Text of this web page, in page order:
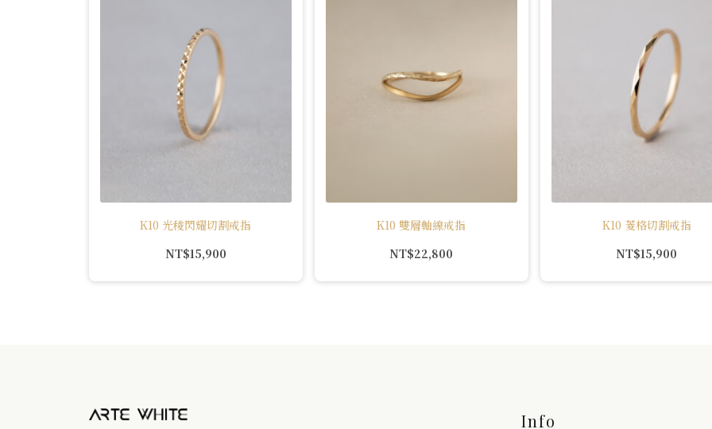
K10 光稜閃耀切割戒指
NT$15,900
K10 雙層軸線戒指
NT$22,800
K10 菱格切割戒指
NT$15,900
Info